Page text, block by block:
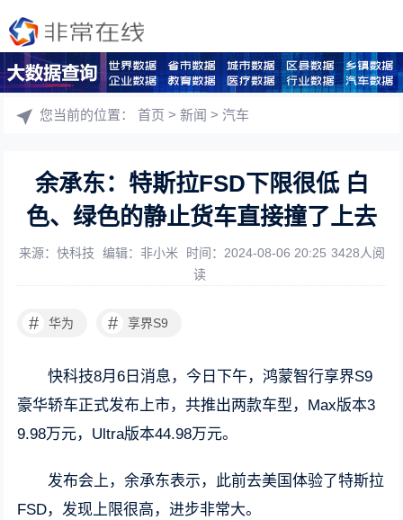
您当前的位置：首页 >新闻 >汽车
余承东：特斯拉FSD下限很低 白
色、绿色的静止货车直接撞了上去
来源：快科技 编辑：非小米 时间：2024-08-06 20:25 3428人阅
读
# 华为 # 享界S9
快科技8月6日消息，今日下午，鸿蒙智行享界S9
豪华轿车正式发布上市，共推出两款车型，Max版本3
9.98万元，Ultra版本44.98万元。
发布会上，余承东表示，此前去美国体验了特斯拉
FSD，发现上限很高，进步非常大。